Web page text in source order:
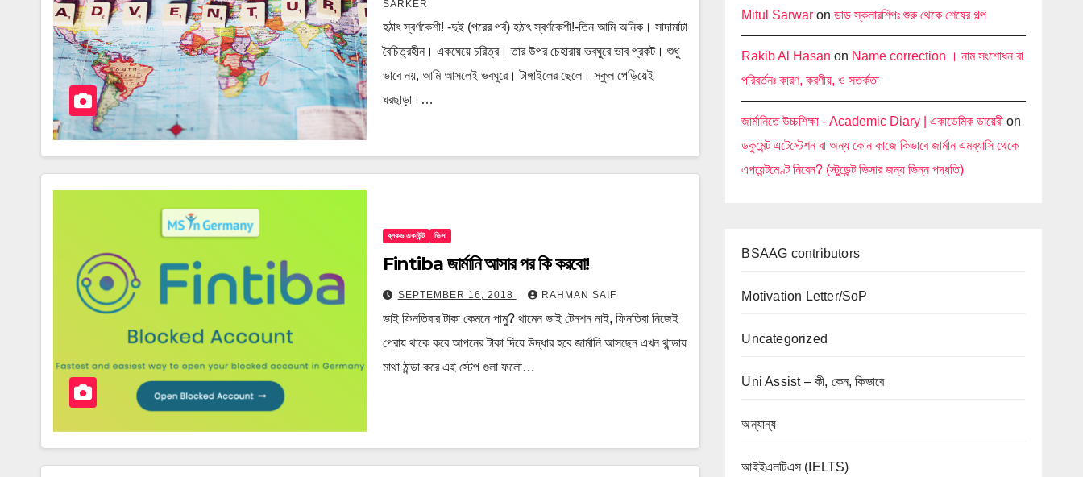
SARKER
হঠাৎ স্বর্ণকেশী! -দুই (পরের পর্ব) হঠাৎ স্বর্ণকেশী!-তিন আমি অনিক। সাদামাটা
বৈচিত্রহীন। একঘেয়ে চরিত্র। তার উপর চেহারায় ভবঘুরে ভাব প্রকট। শুধু
ভাবে নয়, আমি আসলেই ভবঘুরে। টাঙ্গাইলের ছেলে। স্কুল পেড়িয়েই
ঘরছাড়া।…
ব্লকড একাউন্ট ভিসা
Fintiba জার্মানি আসার পর কি করবো!
SEPTEMBER 16, 2018 RAHMAN SAIF
ভাই ফিনতিবার টাকা কেমনে পামু? থামেন ভাই টেনশন নাই, ফিনতিবা নিজেই
পেরায় থাকে কবে আপনের টাকা দিয়ে উদ্ধার হবে জার্মানি আসছেন এখন থান্ডায়
মাথা ঠান্ডা করে এই স্টেপ গুলা ফলো…
Mitul Sarwar onডাড স্কলারশিপঃ শুরু থেকে শেষের গল্প
Rakib Al Hasan on Name correction । নাম সংশোধন বা
পরিবর্তনঃ কারণ, করণীয়, ও সতর্কতা
জার্মানিতে উচ্চশিক্ষা - Academic Diary | একাডেমিক ডায়েরী on
ডকুমেন্ট এটেস্টেশন বা অন্য কোন কাজে কিভাবে জার্মান এমব্যাসি থেকে
এপয়েন্টমেণ্ট নিবেন? (স্টুডেন্ট ভিসার জন্য ভিন্ন পদ্ধতি)
BSAAG contributors
Motivation Letter/SoP
Uncategorized
Uni Assist – কী, কেন, কিভাবে
অন্যান্য
আইইএলটিএস (IELTS)